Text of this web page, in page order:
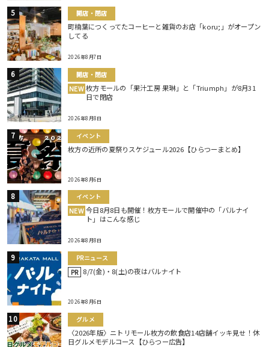
開店・閉店
町楠葉につくってたコーヒーと雑貨のお店「koru;」がオープン
してる
2026年8月7日
開店・閉店
NEW 枚方モールの「果汁工房 果琳」と「Triumph」が8月31
日で閉店
2026年8月8日
イベント
枚方の近所の夏祭りスケジュール2026【ひらつーまとめ】
2026年8月6日
イベント
NEW 今日8月8日も開催！枚方モールで開催中の「バルナイ
ト」はこんな感じ
2026年8月8日
PRニュース
PR 8/7(金)・8(土)の夜はバルナイト
2026年8月6日
グルメ
〈2026年版〉ニトリモール枚方の飲食店14店舗イッキ見せ！休
日グルメモデルコース【ひらつー広告】